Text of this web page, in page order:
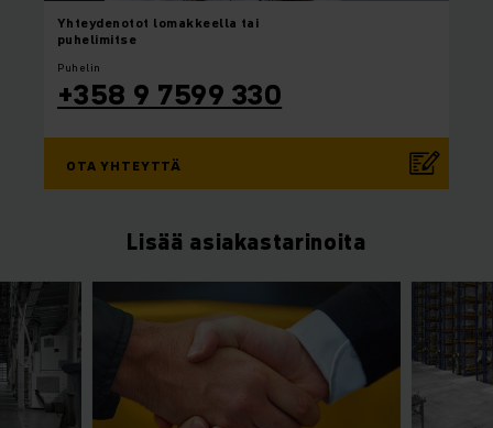
Yhteydenotot lomakkeella tai
puhelimitse
Puhelin
+358 9 7599 330
OTA YHTEYTTÄ
Lisää asiakastarinoita